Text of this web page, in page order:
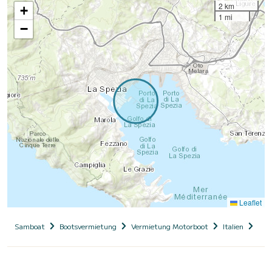
+
−
2 km
1 mi
Leaflet
Samboat Bootsvermietung Vermietung Motorboot Italien